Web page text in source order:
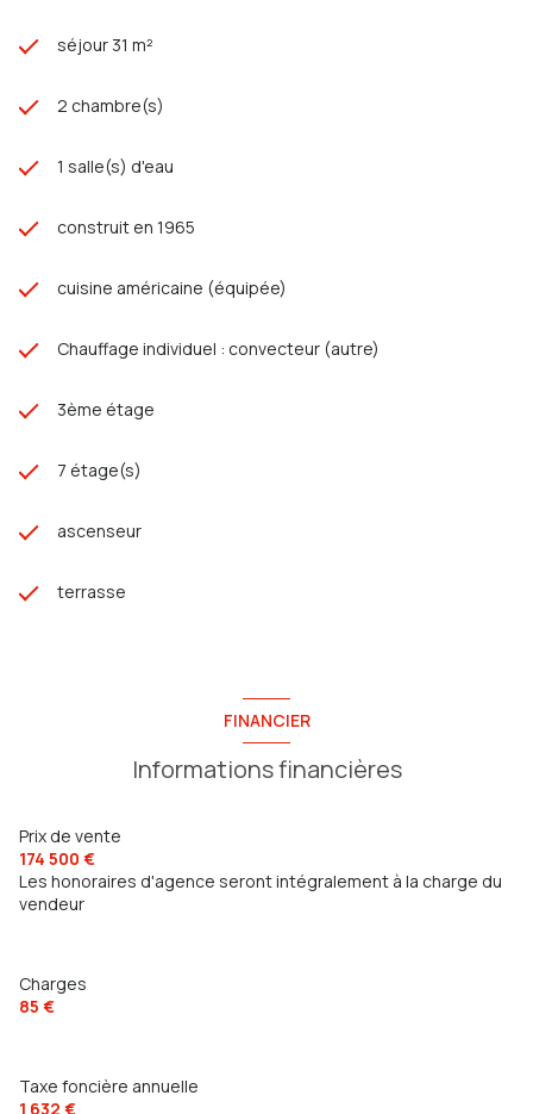
séjour 31 m²
2 chambre(s)
1 salle(s) d'eau
construit en 1965
cuisine américaine (équipée)
Chauffage individuel : convecteur (autre)
3ème étage
7 étage(s)
ascenseur
terrasse
FINANCIER
Informations financières
Prix de vente
174 500 €
Les honoraires d'agence seront intégralement à la charge du
vendeur
Charges
85 €
Taxe foncière annuelle
1 632 €